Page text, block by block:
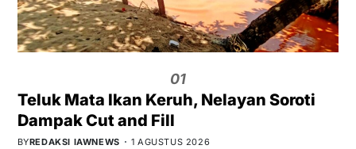
01
Teluk Mata Ikan Keruh, Nelayan Soroti
Dampak Cut and Fill
BYREDAKSI IAWNEWS 1 AGUSTUS 2026